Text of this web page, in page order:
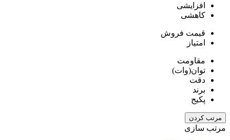
افزایشی
کاهشی
قیمت فروش
امتیاز
مقاومت
توان(وات)
دقت
برند
پکیج
مرتب کردن
مرتب سازی